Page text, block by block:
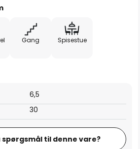
Gang Spisestue
30
6,5
spørgsmål til denne vare?